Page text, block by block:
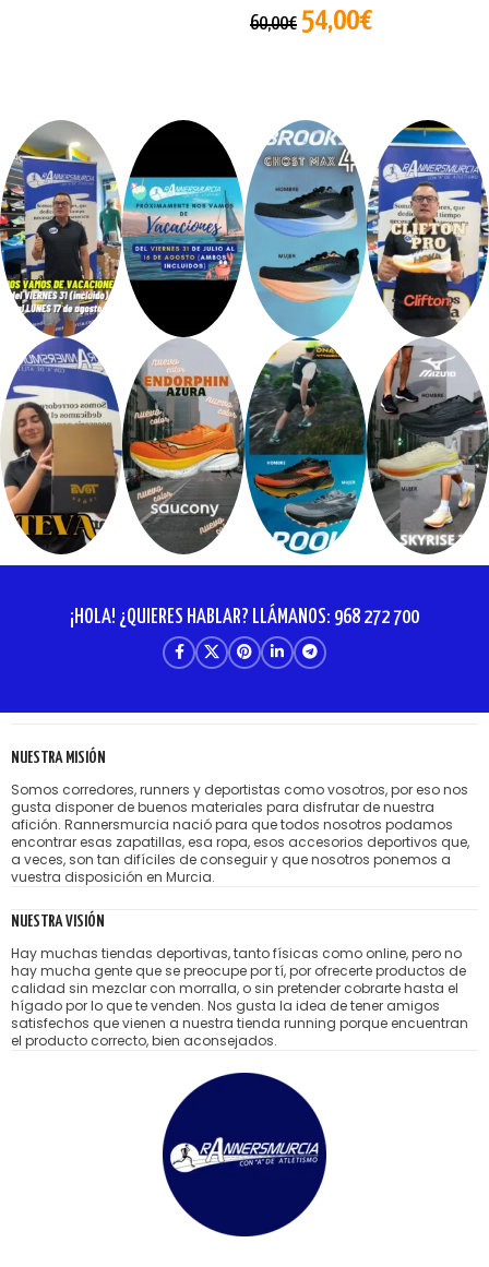
60,00€ 54,00€
¡HOLA! ¿QUIERES HABLAR? LLÁMANOS: 968 272 700
NUESTRA MISIÓN
Somos corredores, runners y deportistas como vosotros, por eso nos
gusta disponer de buenos materiales para disfrutar de nuestra
afición. Rannersmurcia nació para que todos nosotros podamos
encontrar esas zapatillas, esa ropa, esos accesorios deportivos que,
a veces, son tan difíciles de conseguir y que nosotros ponemos a
vuestra disposición en Murcia.
NUESTRA VISIÓN
Hay muchas tiendas deportivas, tanto físicas como online, pero no
hay mucha gente que se preocupe por tí, por ofrecerte productos de
calidad sin mezclar con morralla, o sin pretender cobrarte hasta el
hígado por lo que te venden. Nos gusta la idea de tener amigos
satisfechos que vienen a nuestra tienda running porque encuentran
el producto correcto, bien aconsejados.